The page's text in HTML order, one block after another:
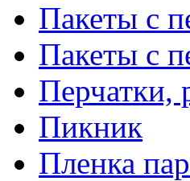
Пакеты с
Пакеты с
Перчатки,
Пикник
Пленка